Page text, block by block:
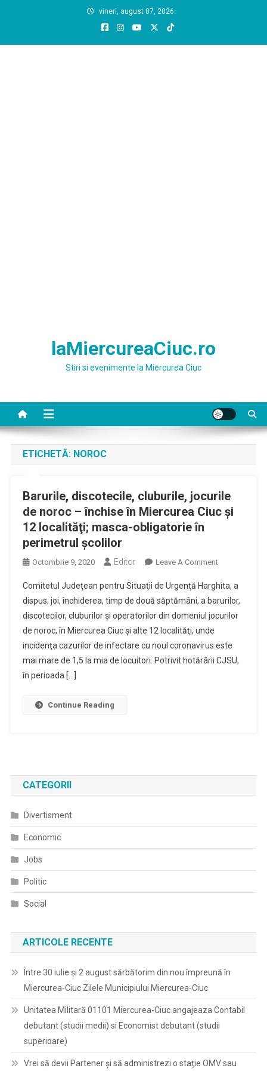
vineri, august 07, 2026
laMiercureaCiuc.ro
Stiri si evenimente la Miercurea Ciuc
ETICHETĂ: NOROC
Barurile, discotecile, cluburile, jocurile
de noroc – închise în Miercurea Ciuc şi
12 localităţi; masca-obligatorie în
perimetrul şcolilor
Octombrie 9, 2020 Editor Leave A CommentOn
Discotecile,
Cluburile,
Jocurile
Noroc
–
În
Comitetul Judeţean pentru Situaţii de Urgenţă Harghita, a
dispus, joi, închiderea, timp de două săptămâni, a barurilor,
discotecilor, cluburilor şi operatorilor din domeniul jocurilor
de noroc, în Miercurea Ciuc şi alte 12 localităţi, unde
incidenţa cazurilor de infectare cu noul coronavirus este
mai mare de 1,5 la mia de locuitori. Potrivit hotărârii CJSU,
în perioada […]
Continue Reading
CATEGORII
Divertisment
Economic
Jobs
Politic
Social
ARTICOLE RECENTE
Între 30 iulie și 2 august sărbătorim din nou împreună în
Miercurea-Ciuc Zilele Municipiului Miercurea-Ciuc
Unitatea Militară 01101 Miercurea-Ciuc angajeaza Contabil
debutant (studii medii) si Economist debutant (studii
superioare)
Vrei să devii Partener și să administrezi o stație OMV sau